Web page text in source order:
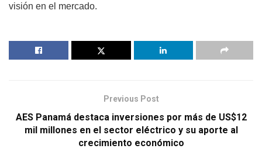
visión en el mercado.
Previous Post
AES Panamá destaca inversiones por más de US$12
mil millones en el sector eléctrico y su aporte al
crecimiento económico